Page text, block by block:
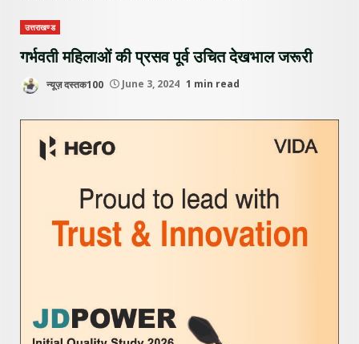
उत्तराखण्ड
गर्भवती महिलाओं की प्रसव पूर्व उचित देखभाल जरूरी
न्यूज़ दस्तक100 June 3, 2024 1 min read